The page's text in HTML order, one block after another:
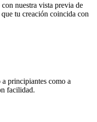
nuestra vista previa de
tu creación coincida con
principiantes como a
facilidad.